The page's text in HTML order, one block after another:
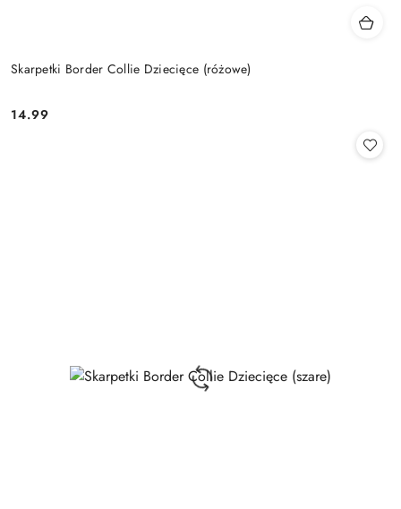
Skarpetki Border Collie Dziecięce (różowe)
Cena:
14.99